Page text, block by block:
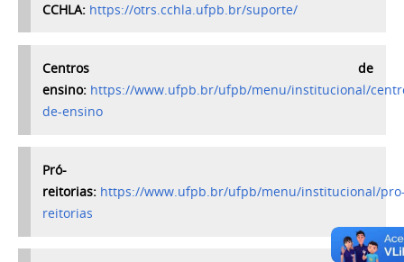
CCHLA: https://otrs.cchla.ufpb.br/suporte/
Centros de
ensino: https://www.ufpb.br/ufpb/menu/institucional/
de-ensino
Pró-
reitorias: https://www.ufpb.br/ufpb/menu/institucional/
reitorias